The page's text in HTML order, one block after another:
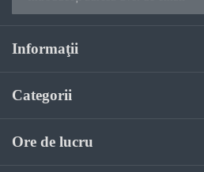
Informaţii
Categorii
Ore de lucru